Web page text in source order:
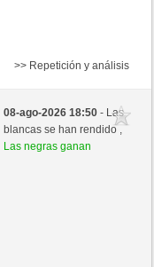
>> Repetición y análisis
08-ago-2026 18:50- Las
blancas se han rendido ,
Las negras ganan